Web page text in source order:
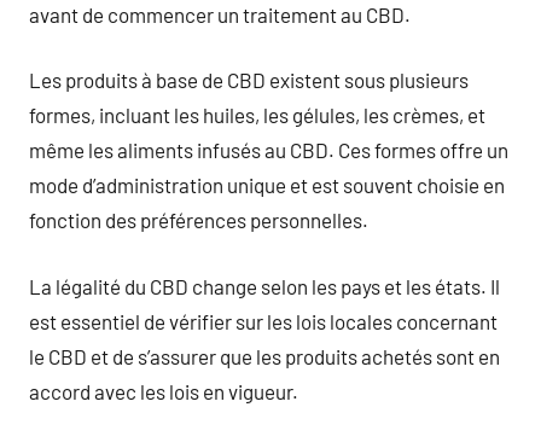
avant de commencer un traitement au CBD.
Les produits à base de CBD existent sous plusieurs
formes, incluant les huiles, les gélules, les crèmes, et
même les aliments infusés au CBD. Ces formes offre un
mode d’administration unique et est souvent choisie en
fonction des préférences personnelles.
La légalité du CBD change selon les pays et les états. Il
est essentiel de vérifier sur les lois locales concernant
le CBD et de s’assurer que les produits achetés sont en
accord avec les lois en vigueur.